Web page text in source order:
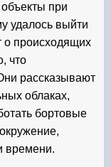
при
удалось выйти
о происходящих
что
рассказывают
облаках,
бортовые
времени.